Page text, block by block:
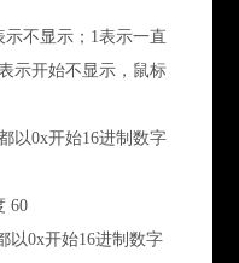
示不显示；1表示一直
示开始不显示，鼠标
以0x开始16进制数字
60
以0x开始16进制数字